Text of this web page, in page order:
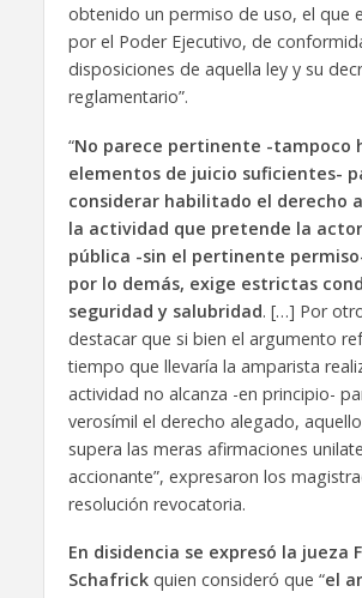
obtenido un permiso de uso, el que
por el Poder Ejecutivo, de
disposiciones de aquella ley y su
reglamentario”.
“No parece pertinente -tampoco
elementos de juicio suficientes-
considerar habilitado el derecho
la actividad que pretende la
pública -sin el pertinente
por lo demás, exige estrictas
seguridad y salubridad. […] Por
destacar que si bien el argumento
tiempo que llevaría la amparista
actividad no alcanza -en principio-
verosímil el derecho alegado,
supera las meras afirmaciones
accionante”, expresaron los
resolución revocatoria.
En disidencia se expresó la jueza
Schafrickquien consideró que “el